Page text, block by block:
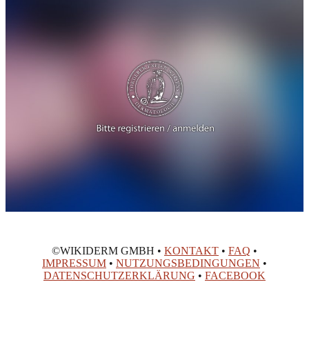
©WIKIDERM GMBH • KONTAKT • FAQ •
IMPRESSUM • NUTZUNGSBEDINGUNGEN •
DATENSCHUTZERKLÄRUNG • FACEBOOK